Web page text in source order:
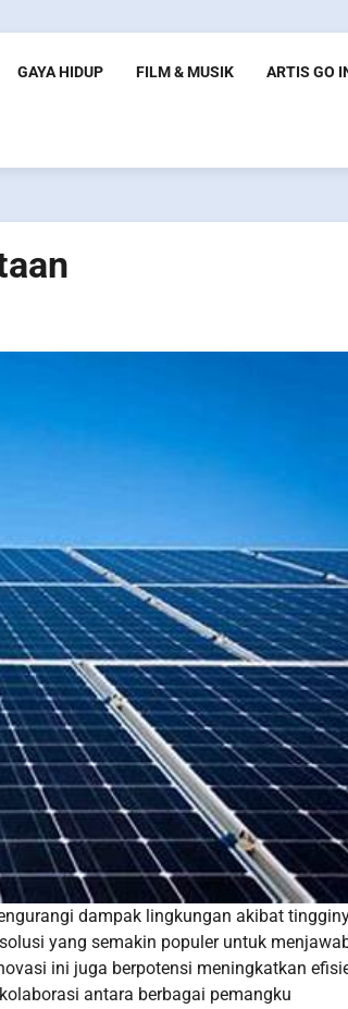
GAYA HIDUP FILM & MUSIK ARTIS GO
dampak lingkungan akibat
yang semakin populer untuk
ini juga berpotensi meningkatkan
antara berbagai pemangku